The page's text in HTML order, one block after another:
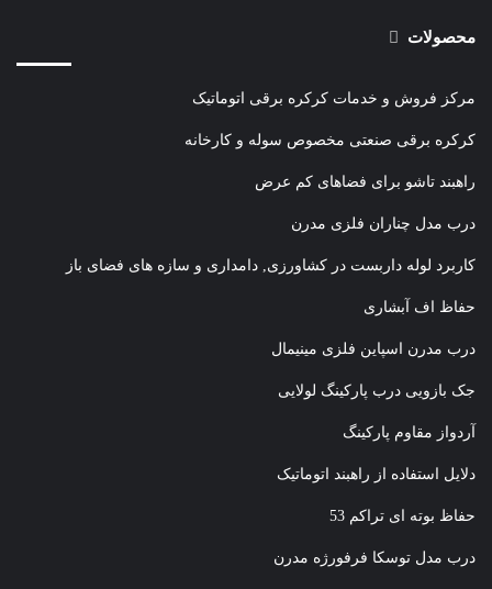
محصولات
مرکز فروش و خدمات کرکره برقی اتوماتیک
کرکره برقی صنعتی مخصوص سوله و کارخانه
راهبند تاشو برای فضاهای کم عرض
درب مدل چناران فلزی مدرن
کاربرد لوله داربست در کشاورزی, دامداری و سازه های فضای باز
حفاظ اف آبشاری
درب مدرن اسپاین فلزی مینیمال
جک بازویی درب پارکینگ لولایی
آردواز مقاوم پارکینگ
دلایل استفاده از راهبند اتوماتیک
حفاظ بوته ای تراکم 53
درب مدل توسکا فرفورژه مدرن